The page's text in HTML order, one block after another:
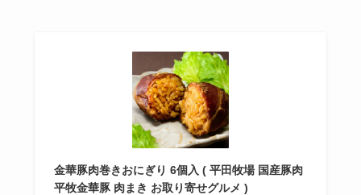
金華豚肉巻きおにぎり 6個入 ( 平田牧場 国産豚肉
平牧金華豚 肉まき お取り寄せグルメ )